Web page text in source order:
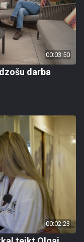
00:03:50
darba
00:02:23